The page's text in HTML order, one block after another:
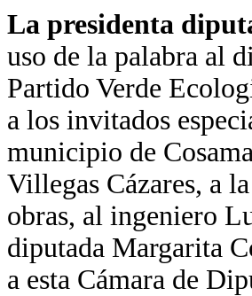
La presidenta
uso de la palabra al
Partido Verde
a los invitados
municipio de
Villegas Cázares, a
obras, al ingeniero
diputada Margarita
a esta Cámara de